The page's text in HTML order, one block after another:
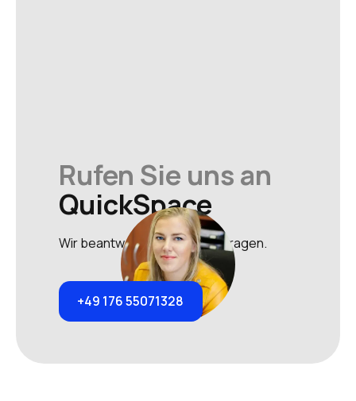
Rufen Sie uns an
QuickSpace
Wir beantworten gerne Ihre Fragen.
+49 176 55071328